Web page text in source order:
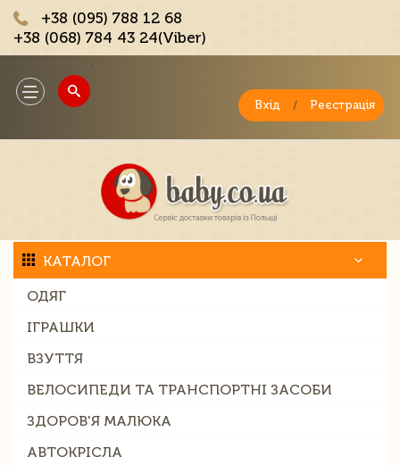
+38 (095) 788 12 68
+38 (068) 784 43 24(Viber)
Toggle
navigation
Вхід / Реєстрація
КАТАЛОГ
ОДЯГ
ІГРАШКИ
ВЗУТТЯ
ВЕЛОСИПЕДИ ТА ТРАНСПОРТНІ ЗАСОБИ
ЗДОРОВ'Я МАЛЮКА
АВТОКРІСЛА